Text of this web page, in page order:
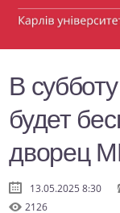
В
будет
дворец
13.05.2025 8:30
2126